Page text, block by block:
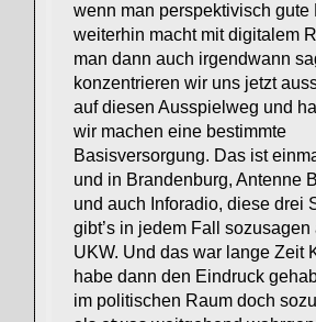
wenn man perspektivisch gute
weiterhin macht mit digitalem
man dann auch irgendwann
konzentrieren wir uns jetzt
auf diesen Ausspielweg und
wir machen eine bestimmte
Basisversorgung. Das ist
und in Brandenburg, Antenne
und auch Inforadio, diese drei
gibt’s in jedem Fall sozusagen
UKW. Und das war lange Zeit
habe dann den Eindruck
im politischen Raum doch